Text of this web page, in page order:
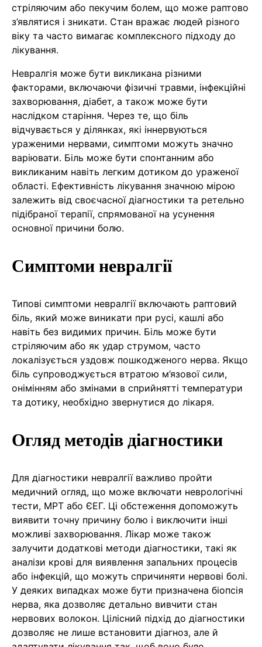
стріляючим або пекучим болем, що може раптово
з’являтися і зникати. Стан вражає людей різного
віку та часто вимагає комплексного підходу до
лікування.
Невралгія може бути викликана різними
факторами, включаючи фізичні травми, інфекційні
захворювання, діабет, а також може бути
наслідком старіння. Через те, що біль
відчувається у ділянках, які іннервуються
ураженими нервами, симптоми можуть значно
варіювати. Біль може бути спонтанним або
викликаним навіть легким дотиком до ураженої
області. Ефективність лікування значною мірою
залежить від своєчасної діагностики та ретельно
підібраної терапії, спрямованої на усунення
основної причини болю.
Симптоми невралгії
Типові симптоми невралгії включають раптовий
біль, який може виникати при русі, кашлі або
навіть без видимих причин. Біль може бути
стріляючим або як удар струмом, часто
локалізується уздовж пошкодженого нерва. Якщо
біль супроводжується втратою м’язової сили,
онімінням або змінами в сприйнятті температури
та дотику, необхідно звернутися до лікаря.
Огляд методів діагностики
Для діагностики невралгії важливо пройти
медичний огляд, що може включати неврологічні
тести, МРТ або ЄЕГ. Ці обстеження допоможуть
виявити точну причину болю і виключити інші
можливі захворювання. Лікар може також
залучити додаткові методи діагностики, такі як
аналізи крові для виявлення запальних процесів
або інфекцій, що можуть спричиняти нервові болі.
У деяких випадках може бути призначена біопсія
нерва, яка дозволяє детально вивчити стан
нервових волокон. Цілісний підхід до діагностики
дозволяє не лише встановити діагноз, але й